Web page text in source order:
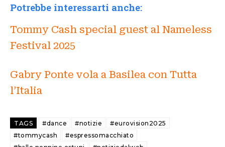
Potrebbe interessarti anche:
Tommy Cash special guest al Nameless
Festival 2025
Gabry Ponte vola a Basilea con Tutta
l’Italia
TAGS #dance #notizie
#eurovision2025
#tommycash
#espressomacchiato